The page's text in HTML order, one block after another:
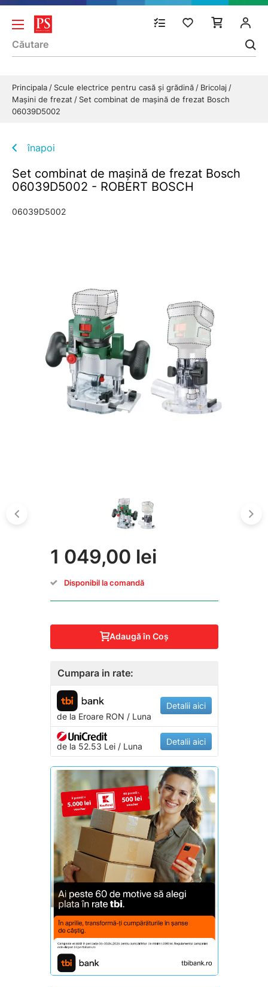
Principala Scule electrice pentru casă și grădină
Bricolaj
Maşini de frezat
Set combinat de maşină de frezat Bosch
06039D5002
înapoi
Set combinat de maşină de frezat Bosch
06039D5002 - ROBERT BOSCH
06039D5002
1 049,00 lei
Disponibil la comandă
Adaugă în Coş
Cumpara in rate:
de la EroareRON / Luna
Detalii aici
de la 52.53 Lei / Luna Detalii aici